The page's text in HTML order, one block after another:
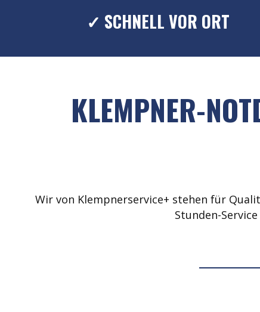
✓ SCHNELL VOR ORT
KLEMPNER-
Wir von Klempnerservice+ stehen für
Stunden-